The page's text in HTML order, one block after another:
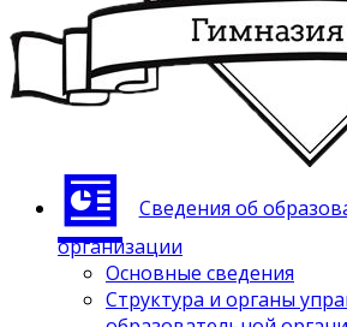
Сведения об
организации
Основные сведения
Структура и органы